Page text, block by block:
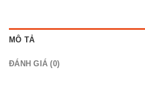
MÔ TẢ
ĐÁNH GIÁ (0)